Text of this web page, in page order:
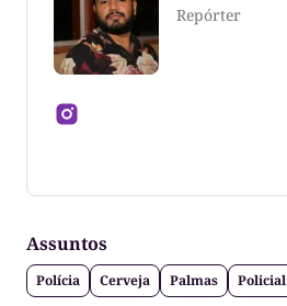
Repórter
Tocantins
Assuntos
Polícia Cerveja Palmas Policial